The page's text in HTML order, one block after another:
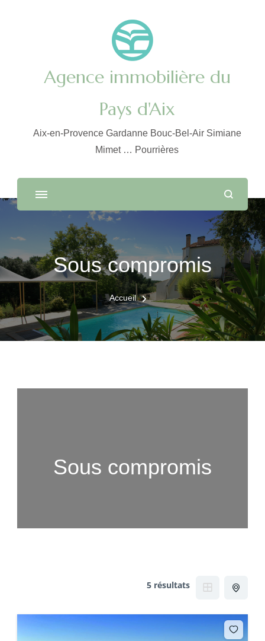
Agence immobilière du
Pays d'Aix
Aix-en-Provence Gardanne Bouc-Bel-Air Simiane
Mimet … Pourrières
Sous compromis
Accueil
Sous compromis
5 résultats